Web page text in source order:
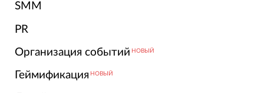
SMM
PR
Организация событий НОВЫЙ
Геймификация НОВЫЙ